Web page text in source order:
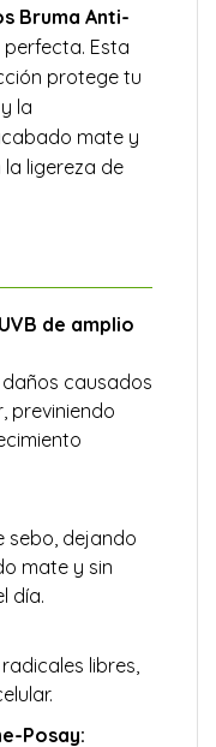
Bruma Anti-
perfecta. Esta
protege tu
la
mate y
la ligereza de
de amplio
causados
previniendo
sebo, dejando
mate y sin
día.
libres,
Posay: